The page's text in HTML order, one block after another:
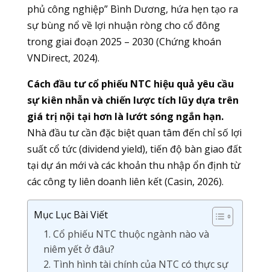
phủ công nghiệp” Bình Dương, hứa hẹn tạo ra
sự bùng nổ về lợi nhuận ròng cho cổ đông
trong giai đoạn 2025 – 2030 (Chứng khoán
VNDirect, 2024).
Cách đầu tư cổ phiếu NTC hiệu quả yêu cầu
sự kiên nhẫn và chiến lược tích lũy dựa trên
giá trị nội tại hơn là lướt sóng ngắn hạn.
Nhà đầu tư cần đặc biệt quan tâm đến chỉ số lợi
suất cổ tức (dividend yield), tiến độ bàn giao đất
tại dự án mới và các khoản thu nhập ổn định từ
các công ty liên doanh liên kết (Casin, 2026).
Mục Lục Bài Viết
1. Cổ phiếu NTC thuộc ngành nào và
niêm yết ở đâu?
2. Tình hình tài chính của NTC có thực sự